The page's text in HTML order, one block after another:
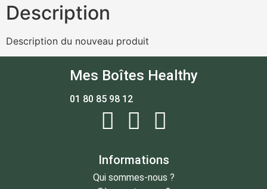
Description
Description du nouveau produit
Mes Boîtes Healthy
01 80 85 98 12
Informations
Qui sommes-nous ?